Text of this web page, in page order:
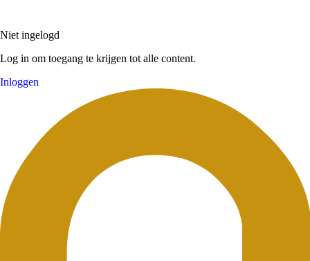
Niet ingelogd
Log in om toegang te krijgen tot alle content.
Inloggen